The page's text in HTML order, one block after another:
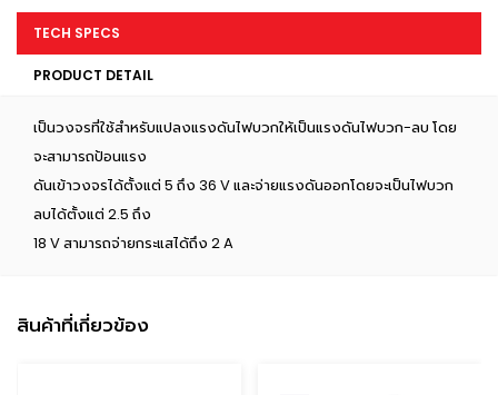
TECH SPECS
PRODUCT DETAIL
เป็นวงจรที่ใช้สำหรับแปลงแรงดันไฟบวกให้เป็นแรงดันไฟบวก-ลบ โดย
จะสามารถป้อนแรง
ดันเข้าวงจรได้ตั้งแต่ 5 ถึง 36 V และจ่ายแรงดันออกโดยจะเป็นไฟบวก
ลบได้ตั้งแต่ 2.5 ถึง
18 V สามารถจ่ายกระแสได้ถึง 2 A
สินค้าที่เกี่ยวข้อง